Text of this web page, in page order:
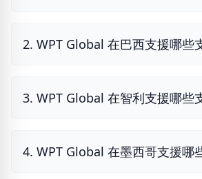
2. WPT Global 在巴西支援哪些
3. WPT Global 在智利支援哪些
4. WPT Global 在墨西哥支援哪